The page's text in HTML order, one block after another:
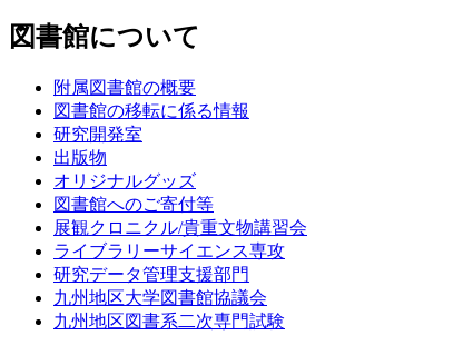
図書館について
附属図書館の概要
図書館の移転に係る情報
研究開発室
出版物
オリジナルグッズ
図書館へのご寄付等
展観クロニクル/貴重文物講習会
ライブラリーサイエンス専攻
研究データ管理支援部門
九州地区大学図書館協議会
九州地区図書系二次専門試験